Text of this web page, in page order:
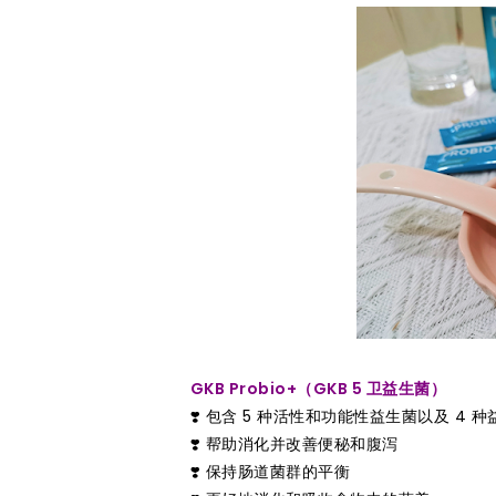
GKB Probio+（GKB 5 卫益生菌）
❣️ 包含 5 种活性和功能性益生菌以及 4 种
❣️ 帮助消化并改善便秘和腹泻
❣️ 保持肠道菌群的平衡